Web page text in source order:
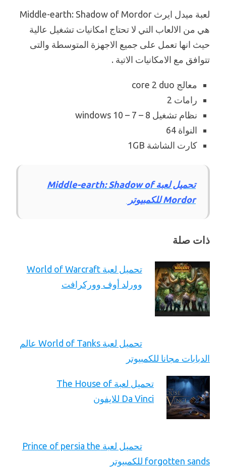
لعبة ميدل ايرث Middle-earth: Shadow of Mordor
هي من الالعاب التي لا تحتاج امكانيات تشغيل عالية
حيث انها تعمل على جميع الاجهزة المتوسطة والتى
تتوافق مع الامكانيات الاتية .
معالج core 2 duo
رامات 2
نظام تشغيل windows 10 – 7 – 8
النواة 64
كارت الشاشة 1GB
تحميل لعبة Middle-earth: Shadow of
Mordor للكمبيوتر
ذات صلة
تحميل لعبة World of Warcraft
وورلد أوف ووركرافت
تحميل لعبة World of Tanks عالم
الدبابات مجانا للكمبيوتر
تحميل لعبة The House of
Da Vinci للايفون
تحميل لعبة Prince of persia the
forgotten sands للكمبيوتر